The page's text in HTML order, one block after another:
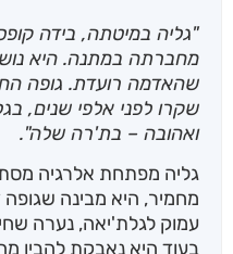
"גליה במיטתה, בידה
מחברתה במתנה. היא
שהאדמה רועדת. גופה
שקרו לפני אלפי שנים,
ואהובה – בת'רה שלה".
גליה מפתחת אלרגיה
מחמיר, היא מבינה
עמוק לגלת'יאה, נערה שחיה לפני
בעוד היא נאבקת להבין